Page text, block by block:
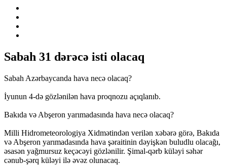
Sabah 31 dərəcə isti olacaq
Sabah Azərbaycanda hava necə olacaq?
İyunun 4-də gözlənilən hava proqnozu açıqlanıb.
Bakıda və Abşeron yarımadasında hava necə olacaq?
Milli Hidrometeorologiya Xidmətindən verilən xəbərə görə, Bakıda
və Abşeron yarımadasında hava şəraitinin dəyişkən buludlu olacağı,
əsasən yağmursuz keçəcəyi gözlənilir. Şimal-qərb küləyi səhər
cənub-şərq küləyi ilə əvəz olunacaq.